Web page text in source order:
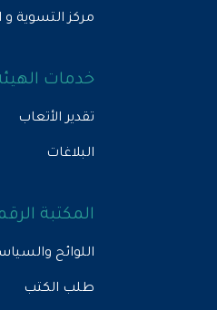
مركز التسوية و
خدمات الهيئة
تقدير الأتعاب
البلاغات
المكتبة
اللوائح
طلب الكتب